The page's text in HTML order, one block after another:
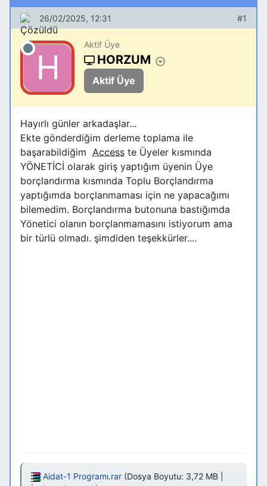
26/02/2025, 12:31 #1
Aktif Üye
HORZUM
Aktif Üye
Hayırlı günler arkadaşlar...
Ekte gönderdiğim derleme toplama ile
başarabildiğim Access te Üyeler kısmında
YÖNETİCİ olarak giriş yaptığım üyenin Üye
borçlandırma kısmında Toplu Borçlandırma
yaptığımda borçlanmaması için ne yapacağımı
bilemedim. Borçlandırma butonuna bastığımda
Yönetici olanın borçlanmamasını istiyorum ama
bir türlü olmadı. şimdiden teşekkürler....
Aidat-1 Programı.rar(Dosya Boyutu: 3,72 MB |